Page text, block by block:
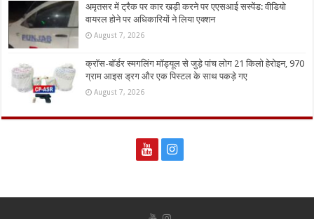
अमृतसर में ट्रैक पर कार खड़ी करने पर एएसआई सस्पेंड: वीडियो
वायरल होने पर अधिकारियों ने लिया एक्शन
August 7, 2026
क्रॉस-बॉर्डर स्मगलिंग मॉड्यूल से जुड़े पांच लोग 21 किलो हेरोइन, 970
ग्राम आइस ड्रग और एक पिस्टल के साथ पकड़े गए
August 7, 2026